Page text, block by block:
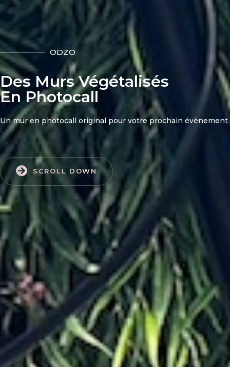
ODZO
Des Murs Végétalisés
En Photocall
Un mur en photocall original pour votre prochain évènement
SCROLL DOWN